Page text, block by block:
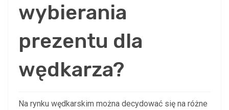
wybierania
prezentu dla
wędkarza?
Na rynku wędkarskim można decydować się na różne